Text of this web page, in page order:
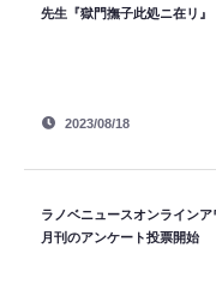
先生『獄門撫子此処ニ在リ』
2023/08/18
ラノベニュースオンライン
月刊のアンケート投票開始